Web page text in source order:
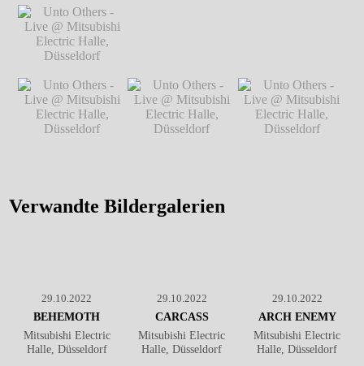
Unto Others - Live
@ Mitsubishi
Electric Halle,
Düsseldorf℗
Unto Others - Live
@ Mitsubishi
Electric Halle,
Düsseldorf℗
Unto Others - Live @ Mitsubishi Electric
Halle, Düsseldorf℗ Markus Hillgärtner
Düsseldorf℗
Markus Hillgärtner
Düsseldorf ℗
Markus Hillgärtner
Verwandte Bildergalerien
29.10.2022
BEHEMOTH
Mitsubishi Electric
Halle, Düsseldorf
29.10.2022
CARCASS
Mitsubishi Electric
Halle, Düsseldorf
29.10.2022
ARCH ENEMY
Mitsubishi Electric
Halle, Düsseldorf